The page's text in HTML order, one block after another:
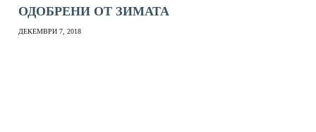
ОДОБРЕНИ ОТ ЗИМАТА
ДЕКЕМВРИ 7, 2018